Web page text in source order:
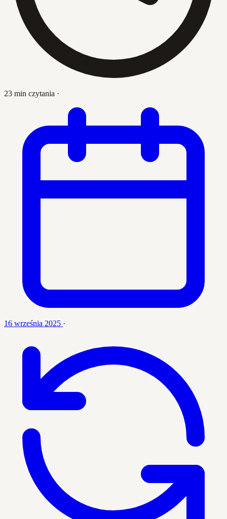
23 min czytania ·
16 września 2025 ·